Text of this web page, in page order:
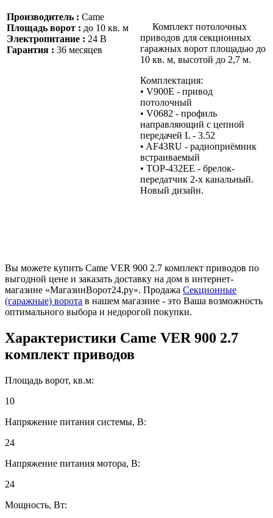
Производитель : Came
Площадь ворот : до 10 кв. м
Электропитание : 24 В
Гарантия : 36 месяцев
Комплект потолочных
приводов для секционных
гаражных ворот площадью до
10 кв. м, высотой до 2,7 м.
Комплектация:
• V900Е - привод
потолочный
• V0682 - профиль
направляющий с цепной
передачей L - 3.52
• AF43RU - радиоприёмник
встраиваемый
• TOP-432EE - брелок-
передатчик 2-х канальный.
Новый дизайн.
Вы можете купить Came VER 900 2.7 комплект приводов по
выгодной цене и заказать доставку на дом в интернет-
магазине «МагазинВорот24.ру». Продажа Секционные
(гаражные) ворота в нашем магазине - это Ваша возможность
оптимального выбора и недорогой покупки.
Характеристики Came VER 900 2.7
комплект приводов
Площадь ворот, кв.м:
10
Напряжение питания системы, В:
24
Напряжение питания мотора, В:
24
Мощность, Вт: